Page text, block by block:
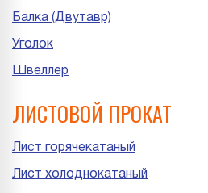
Балка (Двутавр)
Уголок
Швеллер
ЛИСТОВОЙ ПРОКАТ
Лист горячекатаный
Лист холоднокатаный